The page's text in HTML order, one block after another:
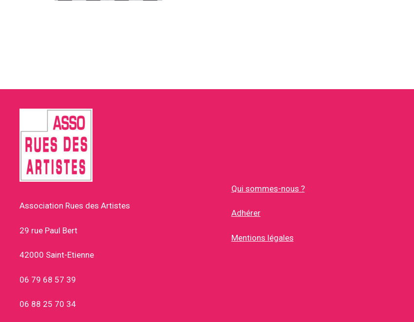
Association Rues des Artistes
29 rue Paul Bert
42000 Saint-Etienne
06 79 68 57 39
06 88 25 70 34
Qui sommes-nous ?
Adhérer
Mentions légales